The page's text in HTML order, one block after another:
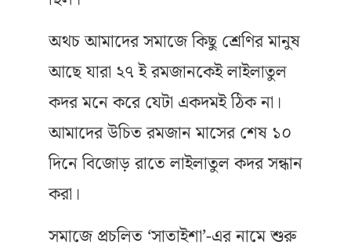
অথচ আমাদের সমাজে কিছু শ্রেণির মানুষ
আছে যারা ২৭ ই রমজানকেই লাইলাতুল
কদর মনে করে যেটা একদমই ঠিক না।
আমাদের উচিত রমজান মাসের শেষ ১০
দিনে বিজোড় রাতে লাইলাতুল কদর সন্ধান
করা।
সমাজে প্রচলিত ‘সাতাইশা’-এর নামে শুরু